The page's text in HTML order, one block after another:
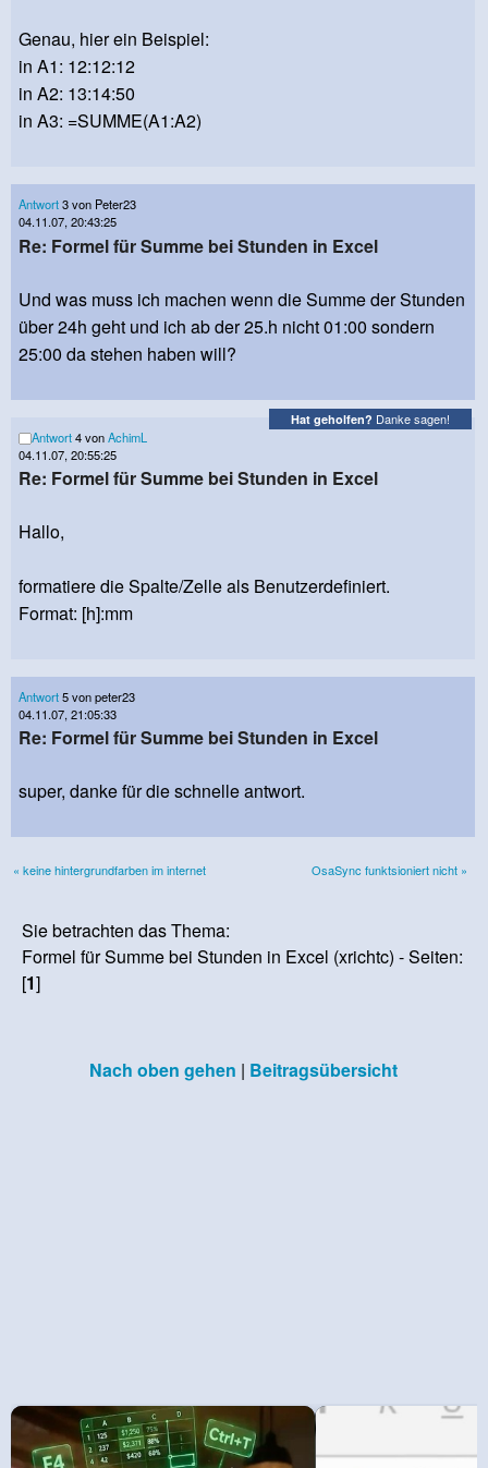
Genau, hier ein Beispiel:
in A1: 12:12:12
in A2: 13:14:50
in A3: =SUMME(A1:A2)
Antwort3 von Peter23
04.11.07, 20:43:25
Re: Formel für Summe bei Stunden in Excel
Und was muss ich machen wenn die Summe der Stunden
über 24h geht und ich ab der 25.h nicht 01:00 sondern
25:00 da stehen haben will?
Hat geholfen? Danke sagen!
Antwort4 vonAchimL
04.11.07, 20:55:25
Re: Formel für Summe bei Stunden in Excel
Hallo,
formatiere die Spalte/Zelle als Benutzerdefiniert.
Format: [h]:mm
Antwort5 von peter23
04.11.07, 21:05:33
Re: Formel für Summe bei Stunden in Excel
super, danke für die schnelle antwort.
« keine hintergrundfarben im internet OsaSync funktsioniert nicht »
Sie betrachten das Thema:
Formel für Summe bei Stunden in Excel (xrichtc) - Seiten:
[1]
Nach oben gehen | Beitragsübersicht